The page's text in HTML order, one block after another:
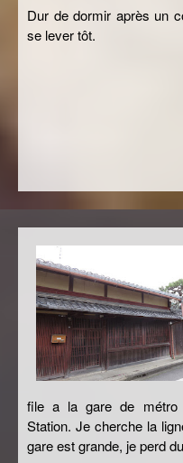
Dur de dormir après un
se lever tôt.
file a la gare de métro
Station. Je cherche la
gare est grande, je perd